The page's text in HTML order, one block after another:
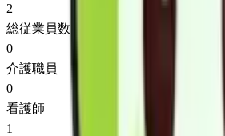
2
総従業員数
0
介護職員
0
看護師
1